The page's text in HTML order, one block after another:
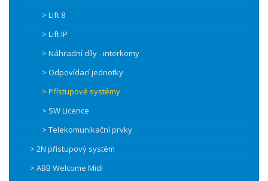
> Lift 8
> Lift IP
> Náhradní díly - interkomy
> Odpovídací jednotky
> Přístupové systémy
> SW Licence
> Telekomunikační prvky
> 2N přístupový systém
> ABB Welcome Midi